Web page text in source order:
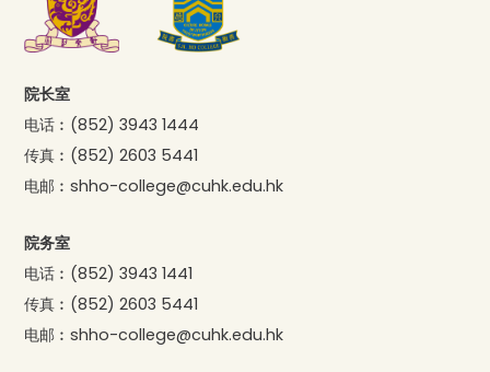
院长室
电话︰ (852) 3943 1444
传真︰ (852) 2603 5441
电邮︰shho-college@cuhk.edu.hk
院务室
电话︰ (852) 3943 1441
传真︰ (852) 2603 5441
电邮︰shho-college@cuhk.edu.hk